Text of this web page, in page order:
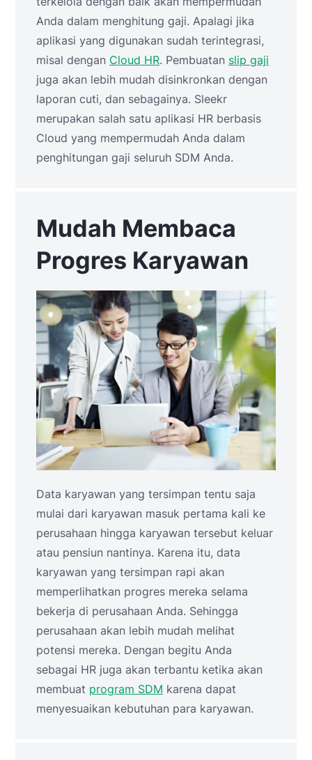
Anda dalam menghitung gaji. Apalagi jika
aplikasi yang digunakan sudah terintegrasi,
misal dengan Cloud HR. Pembuatan slip gaji
juga akan lebih mudah disinkronkan dengan
laporan cuti, dan sebagainya. Sleekr
merupakan salah satu aplikasi HR berbasis
Cloud yang mempermudah Anda dalam
penghitungan gaji seluruh SDM Anda.
Mudah Membaca
Progres Karyawan
Data karyawan yang tersimpan tentu saja
mulai dari karyawan masuk pertama kali ke
perusahaan hingga karyawan tersebut keluar
atau pensiun nantinya. Karena itu, data
karyawan yang tersimpan rapi akan
memperlihatkan progres mereka selama
bekerja di perusahaan Anda. Sehingga
perusahaan akan lebih mudah melihat
potensi mereka. Dengan begitu Anda
sebagai HR juga akan terbantu ketika akan
membuat program SDM karena dapat
menyesuaikan kebutuhan para karyawan.